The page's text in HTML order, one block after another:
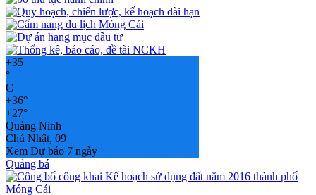
+35
°
C
+36°
+27°
Quảng Ninh
Chủ Nhật, 09
Xem Dự báo 7 ngày
Quảng bá